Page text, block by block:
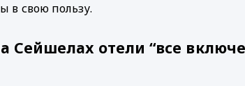
в свою пользу.
Сейшелах отели “все